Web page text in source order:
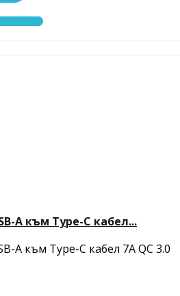
A към Type-C кабел...
A към Type-C кабел 7A QC 3.0